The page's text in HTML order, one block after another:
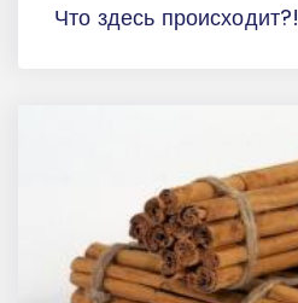
Что здесь происходит?!